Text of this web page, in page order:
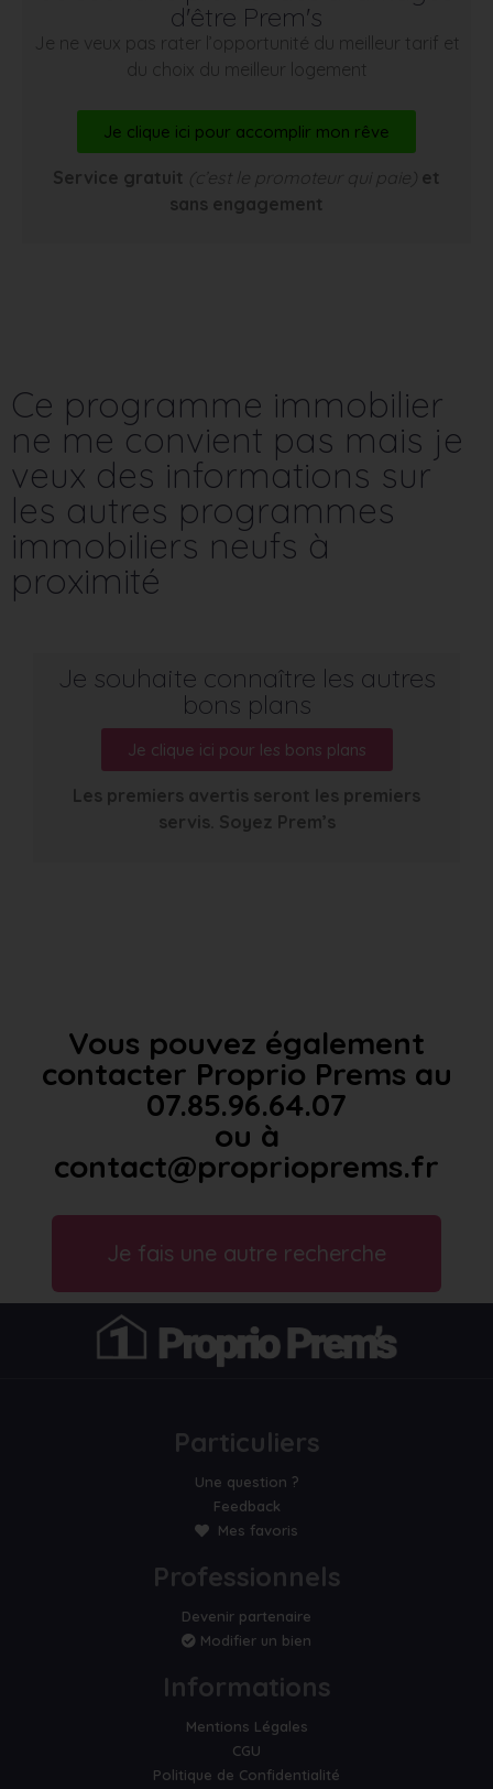
d'être Prem's
Je ne veux pas rater l’opportunité du meilleur tarif et
du choix du meilleur logement
Je clique ici pour accomplir mon rêve
Service gratuit (c’est le promoteur qui paie) et
sans engagement
Ce programme immobilier
ne me convient pas mais je
veux des informations sur
les autres programmes
immobiliers neufs à
proximité
Je souhaite connaître les autres
bons plans
Je clique ici pour les bons plans
Les premiers avertis seront les premiers
servis. Soyez Prem’s
Vous pouvez également
contacter Proprio Prems au
07.85.96.64.07
ou à
contact@proprioprems.fr
Je fais une autre recherche
Particuliers
Une question ?
Feedback
Mes favoris
Professionnels
Devenir partenaire
Modifier un bien
Informations
Mentions Légales
CGU
Politique de Confidentialité